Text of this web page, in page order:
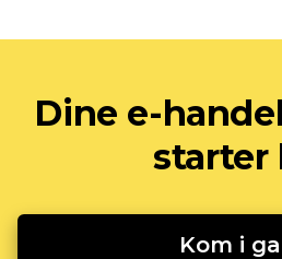
Dine e-
starter
Kom i